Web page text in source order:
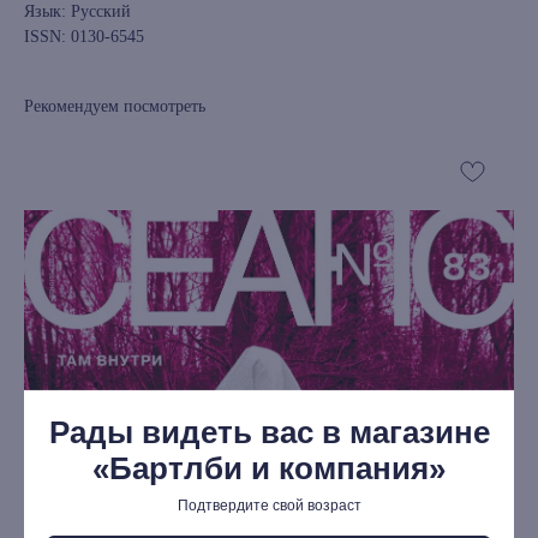
Рады видеть вас в магазине
«Бартлби и компания»
Подтвердите свой возраст
Язык: Русский
ISSN: 0130-6545
Рекомендуем посмотреть
книжный интернет-магазин из
Петербурга
Каталог
Предзаказ
Выбор Бартлби
Новинки
Издательская программа